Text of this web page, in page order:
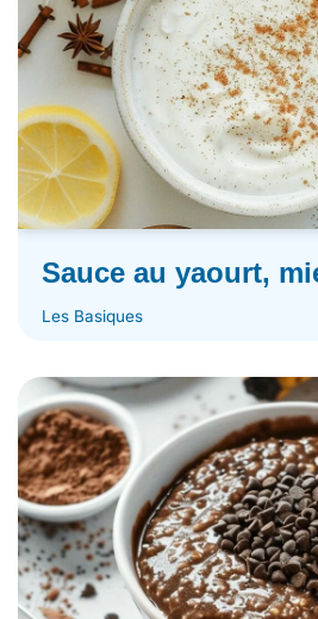
Sauce au yaourt,
Les Basiques